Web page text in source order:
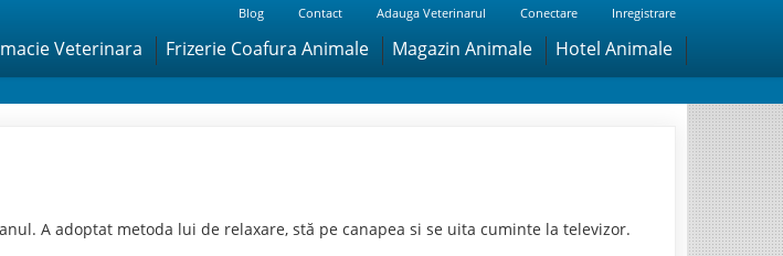
Blog Contact Adauga Veterinarul Conectare Inregistrare
Veterinara Frizerie Coafura Animale Magazin Animale Hotel Animale
A adoptat metoda lui de relaxare, stă pe canapea si se uita cuminte la televizor.